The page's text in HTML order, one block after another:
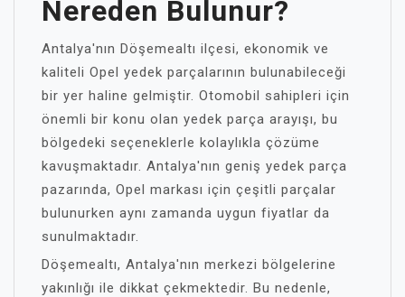
Nereden Bulunur?
Antalya'nın Döşemealtı ilçesi, ekonomik ve
kaliteli Opel yedek parçalarının bulunabileceği
bir yer haline gelmiştir. Otomobil sahipleri için
önemli bir konu olan yedek parça arayışı, bu
bölgedeki seçeneklerle kolaylıkla çözüme
kavuşmaktadır. Antalya'nın geniş yedek parça
pazarında, Opel markası için çeşitli parçalar
bulunurken aynı zamanda uygun fiyatlar da
sunulmaktadır.
Döşemealtı, Antalya'nın merkezi bölgelerine
yakınlığı ile dikkat çekmektedir. Bu nedenle,